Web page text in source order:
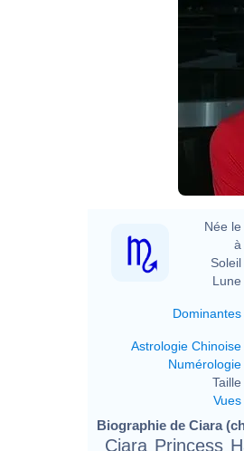
Née le
à
Soleil
Lune
Dominantes
Astrologie Chinoise
Numérologie
Taille
Vues
Biographie de Ciara
Ciara Princess